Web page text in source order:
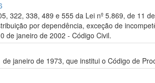
322, 338, 489 e 555 da Lei nº 5.869, de 11
por dependência, exceção de
de janeiro de 2002 - Código Civil.
janeiro de 1973, que institui o Código de